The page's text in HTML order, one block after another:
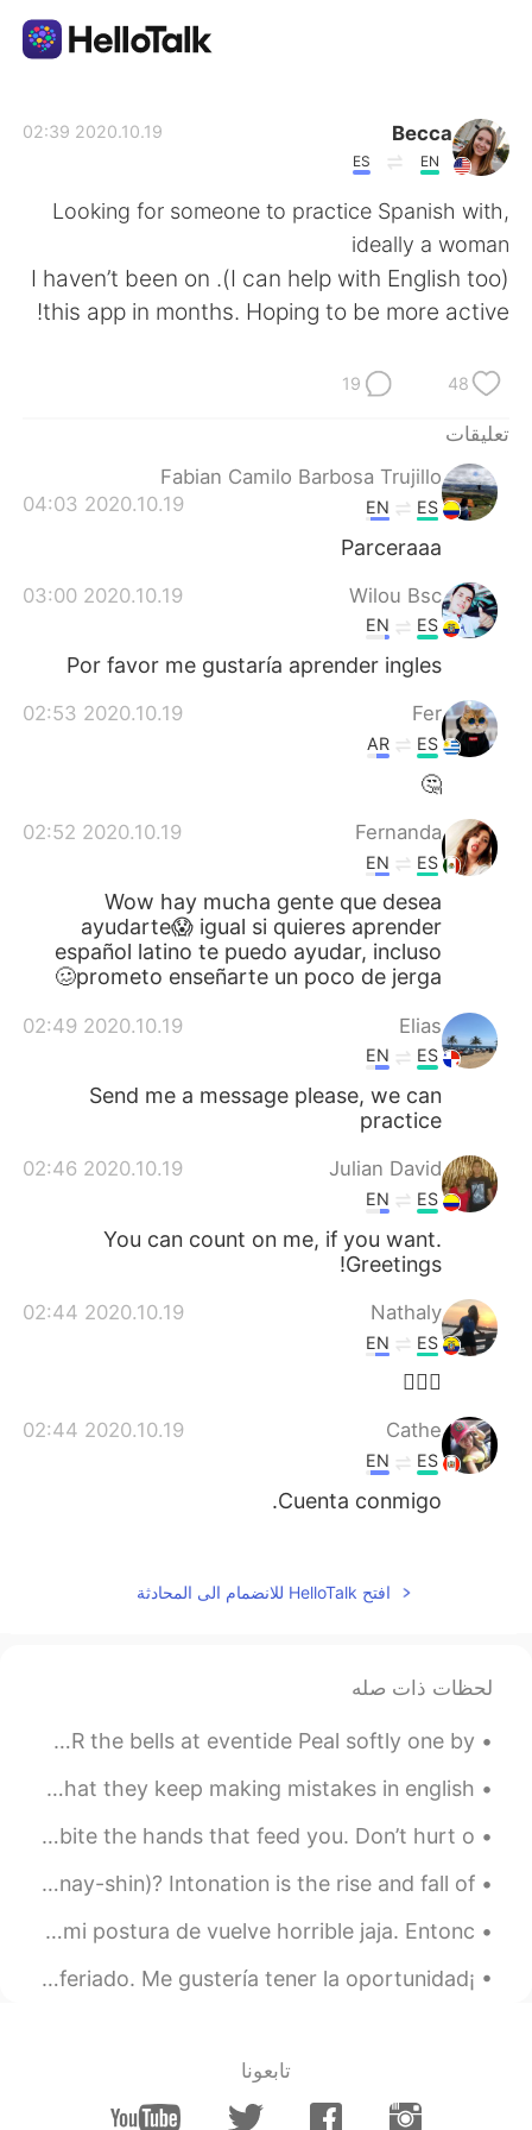
Deutsch
Русский
Indonesia Italiano
Türkçe
Becca
EN
ES
2020.10.19 02:39
Looking for someone to practice Spanish with,
ideally a woman
(I can help with English too). I haven’t been on
this app in months. Hoping to be more active!
48
19
تعليقات
Fabian Camilo Barbosa Trujillo
2020.10.19 04:03
ES
EN
Parceraaa
Wilou Bsc
2020.10.19 03:00
ES
EN
Por favor me gustaría aprender ingles
Fer
2020.10.19 02:53
ES
AR
🤔
Fernanda
2020.10.19 02:52
ES
EN
Wow hay mucha gente que desea
ayudarte😱 igual si quieres aprender
español latino te puedo ayudar, incluso
prometo enseñarte un poco de jerga🥴
Elias
2020.10.19 02:49
ES
EN
Send me a message please, we can
practice
Julian David
2020.10.19 02:46
ES
EN
You can count on me, if you want.
Greetings!
Nathaly
2020.10.19 02:44
ES
EN
🙋🏻‍♀️
Cathe
2020.10.19 02:44
ES
EN
Cuenta conmigo.
ES
EN
Yooo💓😊
Llónatan Ruffino
2020.10.19 02:43
Hey there, Can I lear whit you?
ES
EN
Yooo
افتح HelloTalk للانضمام الى المحادثة
لحظات ذات صله
The End of the Day by Duncan Campbell Scott. I HEAR the bells at eventide Peal softly one by...
Okay so guys and girls someone said to me the other day that they keep making mistakes in english...
Good morning ☀️🌞😃 Happy hump day! Remember, never bite the hands that feed you. Don’t hurt o...
Intonation Practice What is intonation (in-toe - nay-shin)? Intonation is the rise and fall of...
A quien le gusta hacer ejercicio? Si no hago ejercicio mi postura de vuelve horrible jaja. Entonc...
¡Felicidades a los argentinos! Espero que disfruten su feriado. Me gustería tener la oportunidad ...
تابعونا